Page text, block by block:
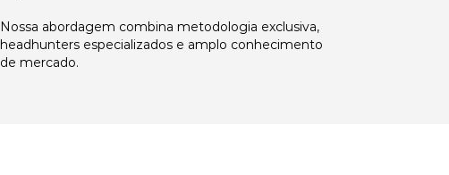
Nossa abordagem combina metodologia exclusiva,
headhunters especializados e amplo conhecimento
de mercado.